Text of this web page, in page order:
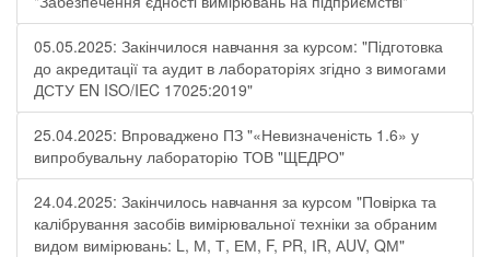
05.05.2025: Закінчилося навчання за курсом: "Підготовка
до акредитації та аудит в лабораторіях згідно з вимогами
ДСТУ EN ISO/IEC 17025:2019"
25.04.2025: Впроваджено ПЗ "«Невизначеність 1.6» у
випробувальну лабораторію ТОВ "ЩЕДРО"
24.04.2025: Закінчилось навчання за курсом "Повірка та
калібрування засобів вимірювальної техніки за обраним
видом вимірювань: L, М, Т, ЕМ, F, РR, ІR, АUV, QМ"